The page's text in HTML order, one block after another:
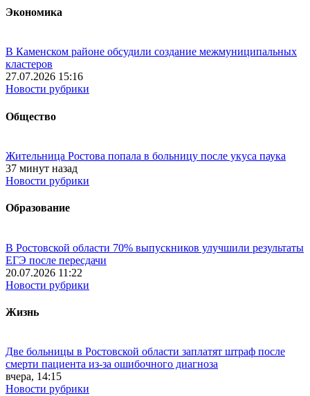
Экономика
В Каменском районе обсудили создание межмуниципальных
кластеров
27.07.2026 15:16
Новости рубрики
Общество
Жительница Ростова попала в больницу после укуса паука
37 минут назад
Новости рубрики
Образование
В Ростовской области 70% выпускников улучшили результаты
ЕГЭ после пересдачи
20.07.2026 11:22
Новости рубрики
Жизнь
Две больницы в Ростовской области заплатят штраф после
смерти пациента из-за ошибочного диагноза
вчера, 14:15
Новости рубрики